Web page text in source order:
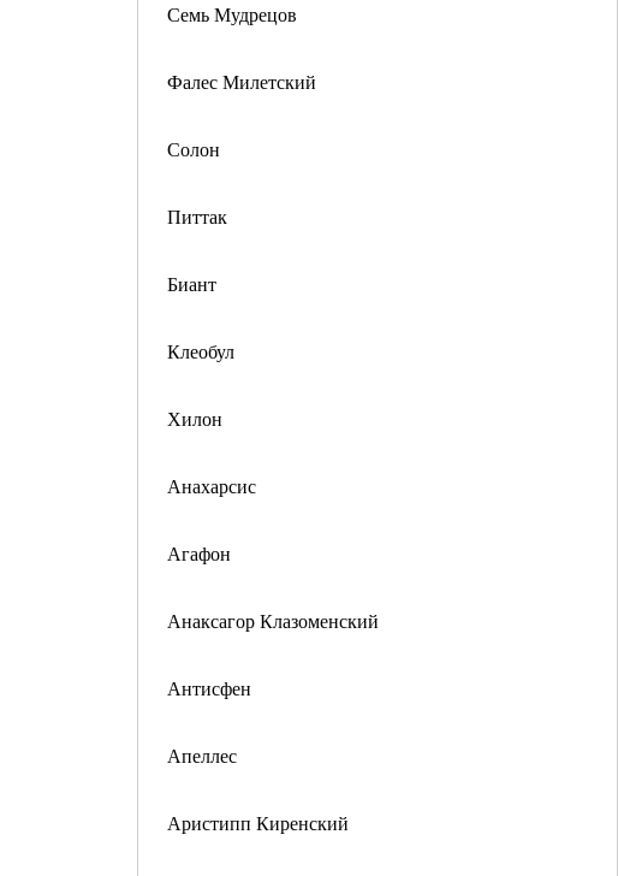
Семь Мудрецов
Фалес Милетский
Солон
Питтак
Биант
Клеобул
Хилон
Анахарсис
Агафон
Анаксагор Клазоменский
Антисфен
Апеллес
Аристипп Киренский